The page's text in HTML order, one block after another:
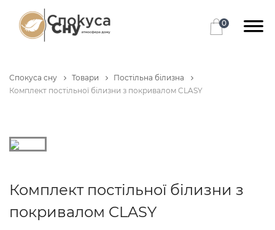
0
Спокуса сну Товари
Постільна білизна
Комплект постільної білизни з покривалом CLASY
Комплект постільної білизни з
покривалом CLASY